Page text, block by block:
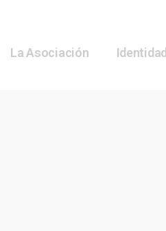
La Asociación Identidad